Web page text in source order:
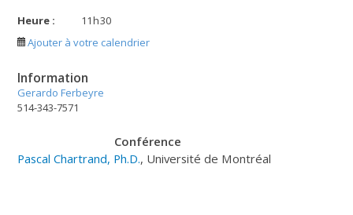
Heure : 11h30
Ajouter à votre calendrier
Information
Gerardo Ferbeyre
514-343-7571
Conférence
Pascal Chartrand, Ph.D., Université de Montréal